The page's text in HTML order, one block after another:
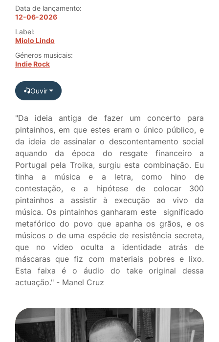
Data de lançamento:
12-06-2026
Label:
Miolo Lindo
Géneros musicais:
Indie Rock
Ouvir
"Da ideia antiga de fazer um concerto para
pintainhos, em que estes eram o único público, e
da ideia de assinalar o descontentamento social
aquando da época do resgate financeiro a
Portugal pela Troika, surgiu esta combinação. Eu
tinha a música e a letra, como hino de
contestação, e a hipótese de colocar 300
pintainhos a assistir à execução ao vivo da
música. Os pintainhos ganharam este significado
metafórico do povo que apanha os grãos, e os
músicos o de uma espécie de resistência secreta,
que no vídeo oculta a identidade atrás de
máscaras que fiz com materiais pobres e lixo.
Esta faixa é o áudio do take original dessa
actuação." - Manel Cruz